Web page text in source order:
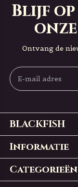
Blijf op
Ontvang de
BLACKFISH
Informatie
Categorieën